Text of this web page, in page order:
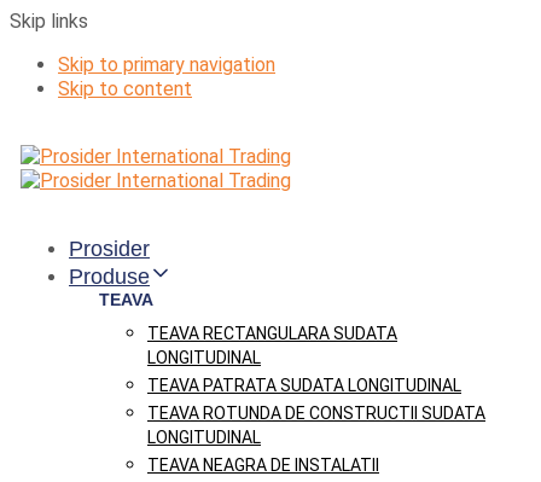
Skip links
Skip to primary navigation
Skip to content
Prosider
Produse
TEAVA
TEAVA RECTANGULARA SUDATA
LONGITUDINAL
TEAVA PATRATA SUDATA LONGITUDINAL
TEAVA ROTUNDA DE CONSTRUCTII SUDATA
LONGITUDINAL
TEAVA NEAGRA DE INSTALATII